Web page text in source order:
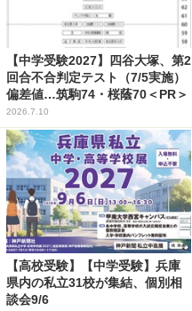
【中学受験2027】四谷大塚、第2
回合不合判定テスト（7/5実施）
偏差値…筑駒74・桜蔭70＜PR＞
2026.7.10
【高校受験】【中学受験】兵庫
県内の私立31校が集結、個別相
談会9/6